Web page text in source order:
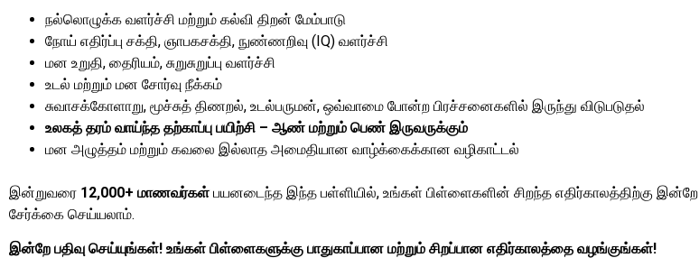
நல்லொழுக்க வளர்ச்சி மற்றும் கல்வி திறன் மேம்பாடு
நோய் எதிர்ப்பு சக்தி, ஞாபகசக்தி, நுண்ணறிவு (IQ) வளர்ச்சி
மன உறுதி, தைரியம், சுறுசுறுப்பு வளர்ச்சி
உடல் மற்றும் மன சோர்வு நீக்கம்
சுவாசக்கோளாறு, மூச்சுத் திணறல், உடல்பருமன், ஒவ்வாமை போன்ற பிரச்சனைகளில் இருந்து விடுபடுதல்
உலகத் தரம் வாய்ந்த தற்காப்பு பயிற்சி – ஆண் மற்றும் பெண் இருவருக்கும்
மன அழுத்தம் மற்றும் கவலை இல்லாத அமைதியான வாழ்க்கைக்கான வழிகாட்டல்
இன்றுவரை 12,000+ மாணவர்கள் பயனடைந்த இந்த பள்ளியில், உங்கள் பிள்ளைகளின் சிறந்த எதிர்காலத்திற்கு இன்றே
சேர்க்கை செய்யலாம்.
இன்றே பதிவு செய்யுங்கள்! உங்கள் பிள்ளைகளுக்கு பாதுகாப்பான மற்றும் சிறப்பான எதிர்காலத்தை வழங்குங்கள்!